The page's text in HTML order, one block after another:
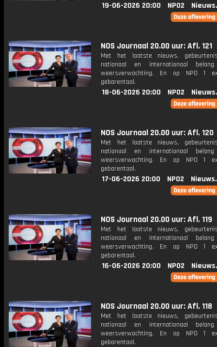
19-06-2026 20:00 NPO2
NOS Journaal 20.00 uur: Afl. 121
Met het laatste nieuws,
nationaal en internationaal
weersverwachting. En op NPO 1
gebarentaal.
18-06-2026 20:00 NPO2
NOS Journaal 20.00 uur: Afl. 120
Met het laatste nieuws,
nationaal en internationaal
weersverwachting. En op NPO 1
gebarentaal.
17-06-2026 20:00 NPO2
NOS Journaal 20.00 uur: Afl. 119
Met het laatste nieuws,
nationaal en internationaal
weersverwachting. En op NPO 1
gebarentaal.
16-06-2026 20:00 NPO2
NOS Journaal 20.00 uur: Afl. 118
Met het laatste nieuws,
nationaal en internationaal
weersverwachting. En op NPO 1
gebarentaal.